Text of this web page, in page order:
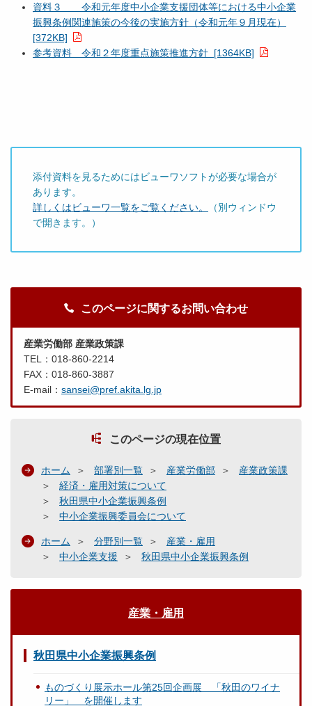
資料３ 令和元年度中小企業支援団体等における中小企業
振興条例関連施策の今後の実施方針（令和元年９月現在）
[372KB]
参考資料 令和２年度重点施策推進方針 [1364KB]
添付資料を見るためにはビューワソフトが必要な場合が
あります。
詳しくはビューワ一覧をご覧ください。
（別ウィンドウ
で開きます。）
このページに関するお問い合わせ
産業労働部 産業政策課
TEL：018-860-2214
FAX：018-860-3887
E-mail： sansei@pref.akita.lg.jp
このページの現在位置
ホーム 部署別一覧 産業労働部
産業政策課
経済・雇用対策について
秋田県中小企業振興条例
中小企業振興委員会について
ホーム 分野別一覧
産業・雇用
中小企業支援
秋田県中小企業振興条例
産業・雇用
秋田県中小企業振興条例
ものづくり展示ホール第25回企画展 「秋田のワイナ
リー」 を開催します